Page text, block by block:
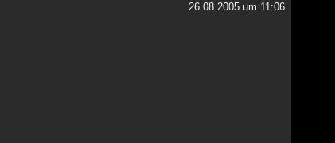
26.08.2005 um 11:06